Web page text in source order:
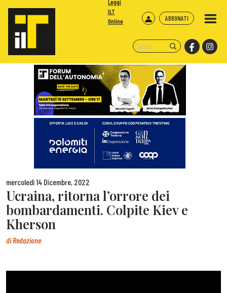
ABBONATI
Leggi
ILT
Online
mercoledì 14 Dicembre, 2022
Ucraina, ritorna l’orrore dei
bombardamenti. Colpite Kiev e
Kherson
diRedazione